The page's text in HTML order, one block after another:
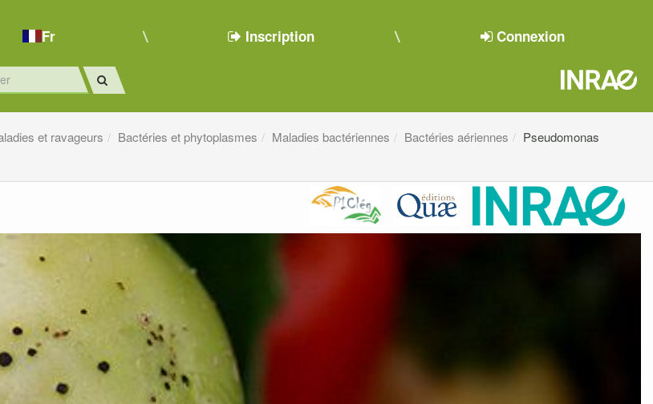
Fr Inscription Connexion
et ravageurs Bactéries et phytoplasmes Maladies bactériennes Bactéries aériennes
Pseudomonas